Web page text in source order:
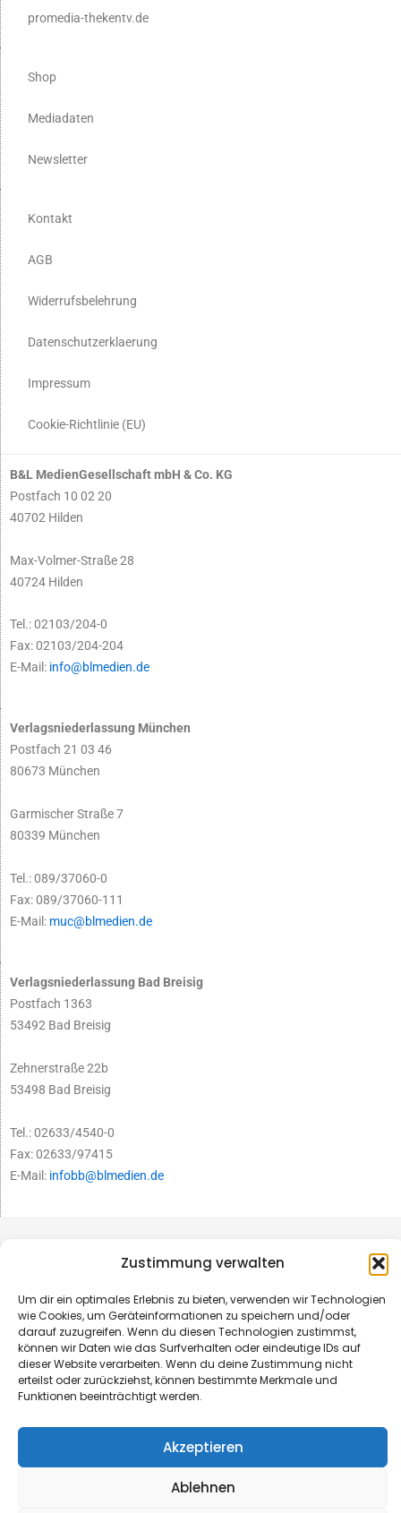
Zustimmung verwalten
Um dir ein optimales Erlebnis zu bieten, verwenden wir Technologien
wie Cookies, um Geräteinformationen zu speichern und/oder
darauf zuzugreifen. Wenn du diesen Technologien zustimmst,
können wir Daten wie das Surfverhalten oder eindeutige IDs auf
dieser Website verarbeiten. Wenn du deine Zustimmung nicht
erteilst oder zurückziehst, können bestimmte Merkmale und
Funktionen beeinträchtigt werden.
Akzeptieren
Ablehnen
promedia-thekentv.de
Shop
Mediadaten
Newsletter
Kontakt
AGB
Widerrufsbelehrung
Datenschutzerklaerung
Impressum
Cookie-Richtlinie (EU)
B&L MedienGesellschaft mbH & Co. KG
Postfach 10 02 20
40702 Hilden
Max-Volmer-Straße 28
40724 Hilden
Tel.: 02103/204-0
Fax: 02103/204-204
E-Mail: info@blmedien.de
Verlagsniederlassung München
Postfach 21 03 46
80673 München
Garmischer Straße 7
80339 München
Tel.: 089/37060-0
Fax: 089/37060-111
E-Mail: muc@blmedien.de
Verlagsniederlassung Bad Breisig
Postfach 1363
53492 Bad Breisig
Zehnerstraße 22b
53498 Bad Breisig
Tel.: 02633/4540-0
Fax: 02633/97415
E-Mail: infobb@blmedien.de